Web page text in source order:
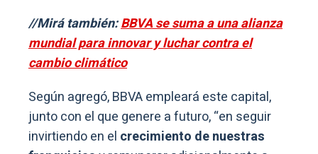
//Mirá también:BBVA se suma a una alianza
mundial para innovar y luchar contra el
cambio climático
Según agregó, BBVA empleará este capital,
junto con el que genere a futuro, “en seguir
invirtiendo en el crecimiento de nuestras